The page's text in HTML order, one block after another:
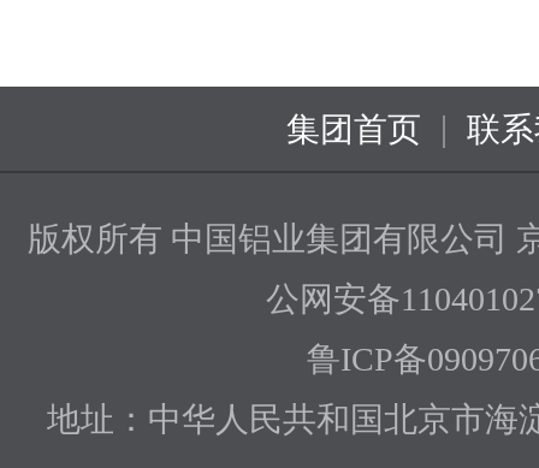
集团首页 | 联
版权所有 中国铝业集团有限公司
公网安备
鲁ICP备
地址：中华人民共和国北京市海